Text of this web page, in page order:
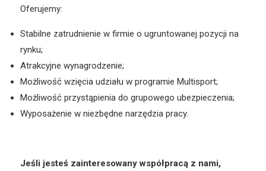
Oferujemy:
Stabilne zatrudnienie w firmie o ugruntowanej pozycji na
rynku;
Atrakcyjne wynagrodzenie;
Możliwość wzięcia udziału w programie Multisport;
Możliwość przystąpienia do grupowego ubezpieczenia;
Wyposażenie w niezbędne narzędzia pracy.
Jeśli jesteś zainteresowany współpracą z nami,